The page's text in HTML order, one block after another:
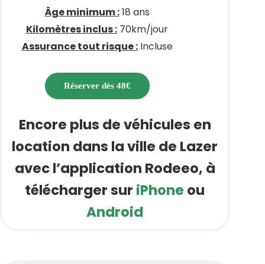
Âge minimum :18 ans
Kilomètres inclus : 70km/jour
Assurance tout risque :Incluse
Réserver dès 48€
Encore plus de véhicules en
location dans la ville de Lazer
avec l’application Rodeeo, à
télécharger sur iPhone ou
Android